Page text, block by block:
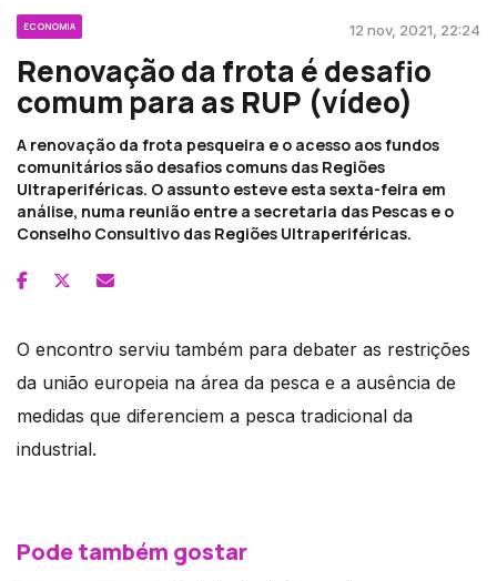
ECONOMIA 12 nov, 2021, 22:24
Renovação da frota é desafio
comum para as RUP (vídeo)
A renovação da frota pesqueira e o acesso aos fundos
comunitários são desafios comuns das Regiões
Ultraperiféricas. O assunto esteve esta sexta-feira em
análise, numa reunião entre a secretaria das Pescas e o
Conselho Consultivo das Regiões Ultraperiféricas.
O encontro serviu também para debater as restrições
da união europeia na área da pesca e a ausência de
medidas que diferenciem a pesca tradicional da
industrial.
Pode também gostar